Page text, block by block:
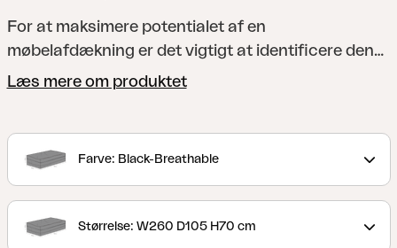
For at maksimere potentialet af en
møbelafdækning er det vigtigt at identificere den
passende størrelse. Hvis møbelafdækningen er for
strækkes, hvilket medfører unødvendig slid på
materialet. Hvis møbelafdækningen er for stor, kan
Med andre ord er en møbelafdækning i den rigtige
størrelse afgørende, så tag dig tid til at måle og
Læs mere om produktet
Farve: Black-Breathable
Størrelse: W260 D105 H70 cm